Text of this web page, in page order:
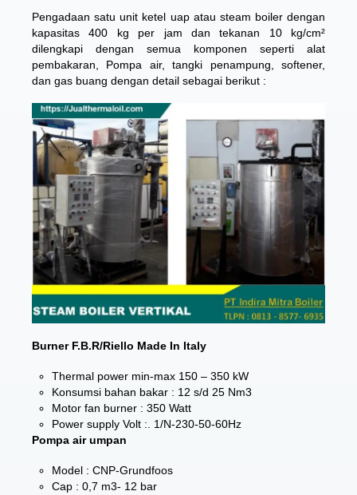
Pengadaan satu unit ketel uap atau steam boiler dengan
kapasitas 400 kg per jam dan tekanan 10 kg/cm²
dilengkapi dengan semua komponen seperti alat
pembakaran, Pompa air, tangki penampung, softener,
dan gas buang dengan detail sebagai berikut :
Burner F.B.R/Riello Made In Italy
Thermal power min-max 150 – 350 kW
Konsumsi bahan bakar : 12 s/d 25 Nm3
Motor fan burner : 350 Watt
Power supply Volt :. 1/N-230-50-60Hz
Pompa air umpan
Model : CNP-Grundfoos
Cap : 0,7 m3- 12 bar